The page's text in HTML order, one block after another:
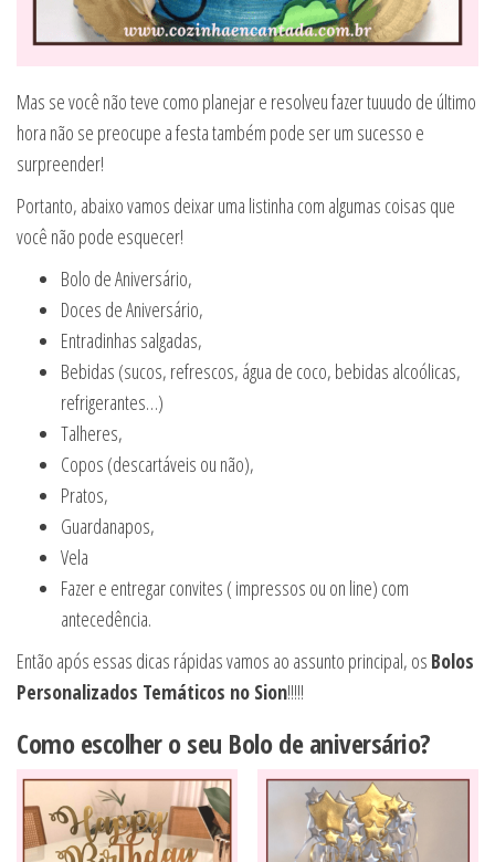
Mas se você não teve como planejar e resolveu fazer tuuudo de último
hora não se preocupe a festa também pode ser um sucesso e
surpreender!
Portanto, abaixo vamos deixar uma listinha com algumas coisas que
você não pode esquecer!
Bolo de Aniversário,
Doces de Aniversário,
Entradinhas salgadas,
Bebidas (sucos, refrescos, água de coco, bebidas alcoólicas,
refrigerantes…)
Talheres,
Copos (descartáveis ou não),
Pratos,
Guardanapos,
Vela
Fazer e entregar convites ( impressos ou on line) com
antecedência.
Então após essas dicas rápidas vamos ao assunto principal, os Bolos
Personalizados Temáticos no Sion!!!!!
Como escolher o seu Bolo de aniversário?